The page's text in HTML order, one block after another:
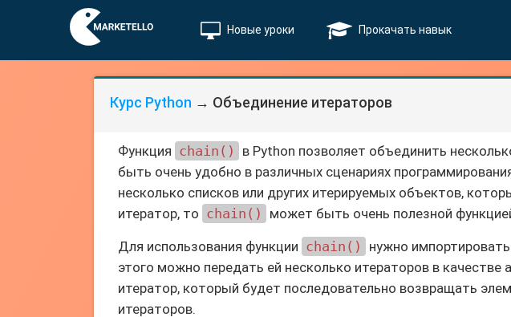
Новые уроки Прокачать навык
Курс Python → Объединение итераторов
Функция chain()
в Python позволяет объединить
быть очень удобно в различных сценариях
несколько списков или других итерируемых объектов,
итератор, то chain() может быть очень полезной
Для использования функции chain() нужно
этого можно передать ей несколько итераторов в качестве
итератор, который будет последовательно возвращать
итераторов.